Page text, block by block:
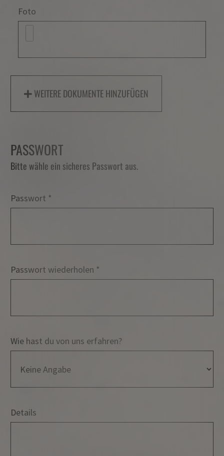
Foto
WEITERE DOKUMENTE HINZUFÜGEN
PASSWORT
Bitte wähle ein sicheres Passwort aus.
Passwort
Passwort
Passwort wiederholen
Wie hast du von uns erfahren?
Details